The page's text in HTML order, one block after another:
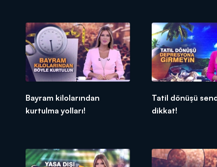
Bayram kilolarından
kurtulma yolları!
Tatil dönüşü
dikkat!